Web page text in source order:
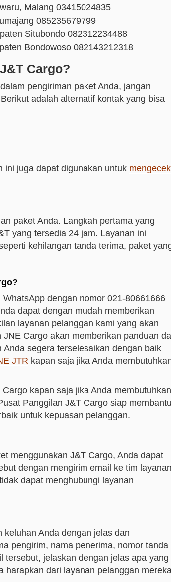
Malang 03415024835
085235679799
Situbondo 082312234488
Bondowoso 082143212318
Cargo?
pengiriman paket Anda, jangan
adalah alternatif kontak yang bisa
ini juga dapat digunakan untuk mengecek
paket Anda. Langkah pertama yang
yang tersedia 24 jam. Layanan ini
kehilangan tanda terima, paket
dengan nomor 021-80661666
dapat dengan mudah memberikan
layanan pelanggan kami yang akan
Cargo akan memberikan panduan
segera terselesaikan dengan baik
JTR kapan saja jika Anda
kapan saja jika Anda membutuhkan
Panggilan J&T Cargo siap membantu
untuk kepuasan pelanggan.
menggunakan J&T Cargo, Anda dapat
dengan mengirim email ke tim layanan
dapat menghubungi layanan
keluhan Anda dengan jelas dan
pengirim, nama penerima, nomor tanda
tersebut, jelaskan dengan jelas apa yang
harapkan dari layanan pelanggan